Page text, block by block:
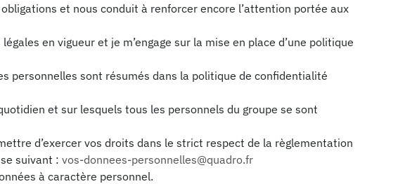
et nous conduit à renforcer encore l’attention portée aux
en vigueur et je m’engage sur la mise en place d’une politique
personnelles sont résumés dans la politique de confidentialité
et sur lesquels tous les personnels du groupe se sont
d’exercer vos droits dans le strict respect de la règlementation
suivant : vos-donnees-personnelles@quadro.fr
à caractère personnel.